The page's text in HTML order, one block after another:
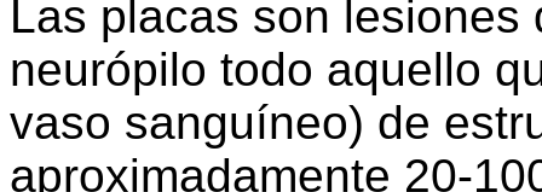
Las placas son
neurópilo todo aquello
vaso sanguíneo) de
aproximadamente 20-